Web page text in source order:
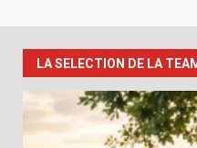
LA SELECTION DE LA